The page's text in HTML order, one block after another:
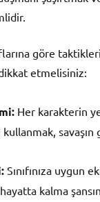
göre
etmelisiniz:
Her karakterin
savaşın
Sınıfınıza uygun
kalma